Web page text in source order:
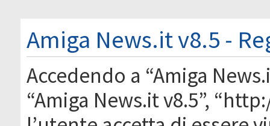
Amiga News.it v8.5 -
Accedendo a “Amiga
“Amiga News.it v8.5”,